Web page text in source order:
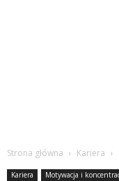
Strona główna Kariera
Kariera Motywacja i